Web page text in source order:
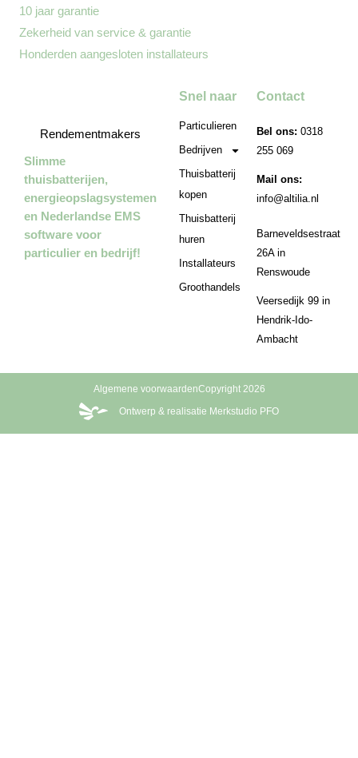
10 jaar garantie
Zekerheid van service & garantie
Honderden aangesloten installateurs
Rendementmakers
Slimme
thuisbatterijen,
energieopslagsystemen
en Nederlandse EMS
software voor
particulier en bedrijf!
Snel naar
Particulieren
Bedrijven
Thuisbatterij
kopen
Thuisbatterij
huren
Installateurs
Groothandels
Contact
Bel ons: 0318
255 069
Mail ons:
info@altilia.nl
Barneveldsestraat
26A in
Renswoude
Veersedijk 99 in
Hendrik-Ido-
Ambacht
Algemene voorwaardenCopyright 2026
Ontwerp & realisatie Merkstudio PFO